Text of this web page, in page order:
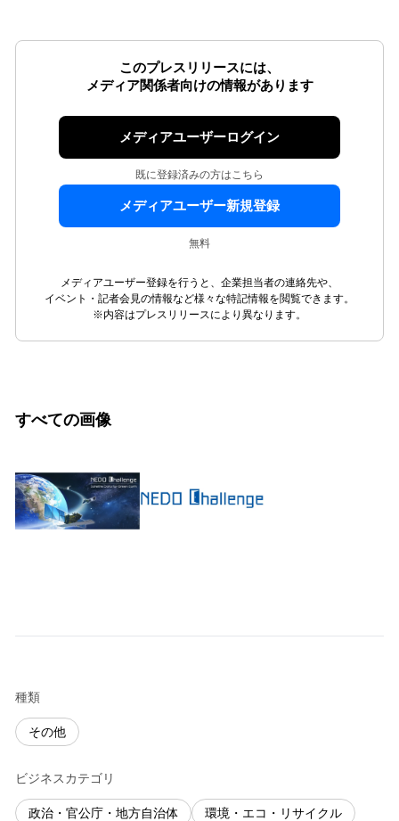
このプレスリリースには、
メディア関係者向けの情報があります
メディアユーザーログイン
既に登録済みの方はこちら
メディアユーザー新規登録
無料
メディアユーザー登録を行うと、企業担当者の連絡先や、
イベント・記者会見の情報など様々な特記情報を閲覧できます。
※内容はプレスリリースにより異なります。
すべての画像
種類
その他
ビジネスカテゴリ
政治・官公庁・地方自治体 環境・エコ・リサイクル